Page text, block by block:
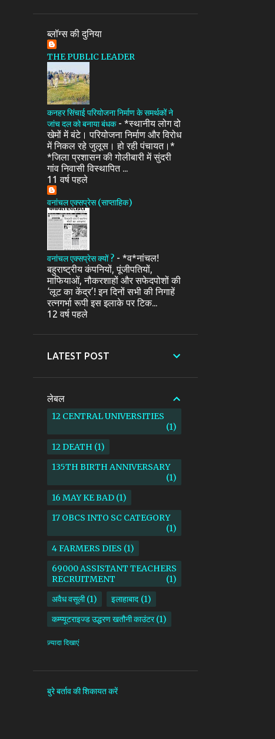
ब्लॉग्स की दुनिया
THE PUBLIC LEADER
कनहर सिंचाई परियोजना निर्माण के समर्थकों ने
जांच दल को बनाया बंधक - *स्थानीय लोग दो
खेमों में बंटे। परियोजना निर्माण और विरोध
में निकल रहे जुलूस। हो रही पंचायत।*
*जिला प्रशासन की गोलीबारी में सुंदरी
गांव निवासी विस्थापित ...
11 वर्ष पहले
वनांचल एक्सप्रेस (साप्ताहिक)
वनांचल एक्सप्रेस क्यों ? - *व*नांचल!
बहुराष्ट्रीय कंपनियों, पूंजीपतियों,
माफियाओं, नौकरशाहों और सफेदपोशों की
‘लूट का केंद्र’! इन दिनों सभी की निगाहें
रत्नगर्भा रूपी इस इलाके पर टिक...
12 वर्ष पहले
LATEST POST
लेबल
12 CENTRAL UNIVERSITIES
1
12 DEATH 1
135TH BIRTH ANNIVERSARY
1
16 MAY KE BAD 1
17 OBCS INTO SC CATEGORY
1
4 FARMERS DIES 1
69000 ASSISTANT TEACHERS
RECRUITMENT
1
अवैध वसूली 1 इलाहाबाद 1
कम्प्यूटराइज्ड उद्धरण खतौनी काउंटर 1
किसान 1
AAM ADAMI PARTY
ज़्यादा दिखाएं
बुरे बर्ताव की शिकायत करें